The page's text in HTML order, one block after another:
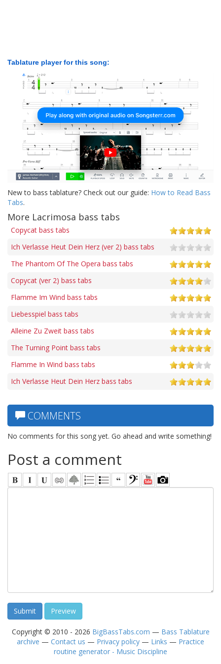
Tablature player for this song:
New to bass tablature? Check out our guide: How to Read Bass
Tabs.
More Lacrimosa bass tabs
Copycat bass tabs
Ich Verlasse Heut Dein Herz (ver 2) bass tabs
The Phantom Of The Opera bass tabs
Copycat (ver 2) bass tabs
Flamme Im Wind bass tabs
Liebesspiel bass tabs
Alleine Zu Zweit bass tabs
The Turning Point bass tabs
Flamme In Wind bass tabs
Ich Verlasse Heut Dein Herz bass tabs
COMMENTS
No comments for this song yet. Go ahead and write something!
Post a comment
Copyright © 2010 - 2026 BigBassTabs.com — Bass Tablature
archive — Contact us — Privacy policy — Links — Practice
routine generator - Music Discipline